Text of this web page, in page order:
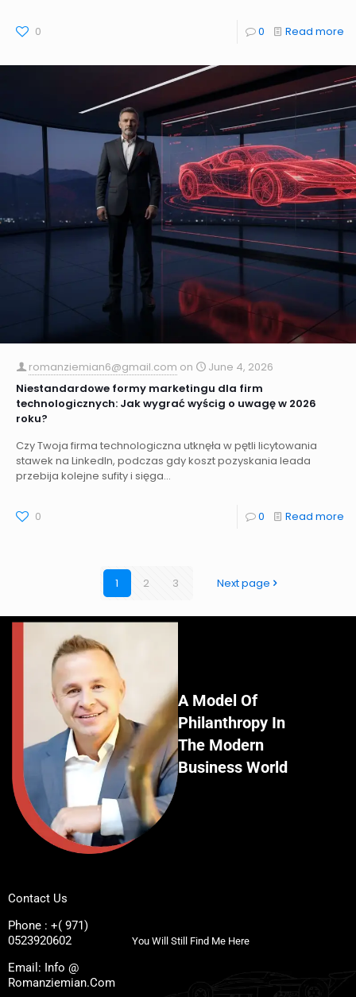
0 0 Read more
romanziemian6@gmail.com on
June 4, 2026
Niestandardowe formy marketingu dla firm
technologicznych: Jak wygrać wyścig o uwagę w 2026
roku?
Czy Twoja firma technologiczna utknęła w pętli licytowania
stawek na LinkedIn, podczas gdy koszt pozyskania leada
przebija kolejne sufity i sięga...
0 0 Read more
1 2 3 Next page
A Model Of
Philanthropy In
The Modern
Business World
Contact Us
Phone : +( 971)
0523920602
Email: Info @
Romanziemian.Com
You Will Still Find Me Here